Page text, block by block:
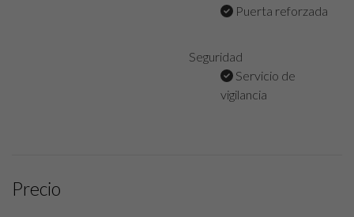
Puerta reforzada
Seguridad
Servicio de
vigilancia
Precio